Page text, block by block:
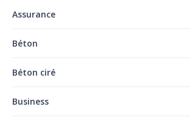
Assurance
Béton
Béton ciré
Business